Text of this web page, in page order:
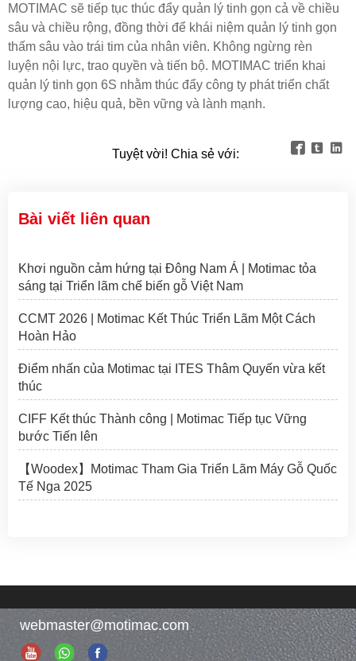
MOTIMAC sẽ tiếp tục thúc đẩy quản lý tinh gọn cả về chiều
sâu và chiều rộng, đồng thời để khái niệm quản lý tinh gọn
thấm sâu vào trái tim của nhân viên. Không ngừng rèn
luyện nội lực, trao quyền và tiến bộ. MOTIMAC triển khai
quản lý tinh gọn 6S nhằm thúc đẩy công ty phát triển chất
lượng cao, hiệu quả, bền vững và lành mạnh.
Tuyệt vời! Chia sẻ với:   
Bài viết liên quan
Khơi nguồn cảm hứng tại Đông Nam Á | Motimac tỏa
sáng tại Triển lãm chế biến gỗ Việt Nam
CCMT 2026 | Motimac Kết Thúc Triển Lãm Một Cách
Hoàn Hảo
Điểm nhấn của Motimac tại ITES Thâm Quyến vừa kết
thúc
CIFF Kết thúc Thành công | Motimac Tiếp tục Vững
bước Tiến lên
【Woodex】Motimac Tham Gia Triển Lãm Máy Gỗ Quốc
Tế Nga 2025
webmaster@motimac.com